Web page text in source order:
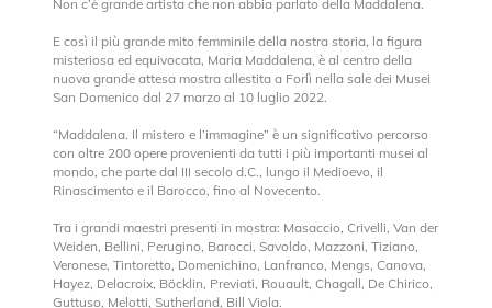
Non c’è grande artista che non abbia parlato della Maddalena.
E così il più grande mito femminile della nostra storia, la figura
misteriosa ed equivocata, Maria Maddalena, è al centro della
nuova grande attesa mostra allestita a Forlì nella sale dei Musei
San Domenico dal 27 marzo al 10 luglio 2022.
“Maddalena. Il mistero e l’immagine” è un significativo percorso
con oltre 200 opere provenienti da tutti i più importanti musei al
mondo, che parte dal III secolo d.C., lungo il Medioevo, il
Rinascimento e il Barocco, fino al Novecento.
Tra i grandi maestri presenti in mostra: Masaccio, Crivelli, Van der
Weiden, Bellini, Perugino, Barocci, Savoldo, Mazzoni, Tiziano,
Veronese, Tintoretto, Domenichino, Lanfranco, Mengs, Canova,
Hayez, Delacroix, Böcklin, Previati, Rouault, Chagall, De Chirico,
Guttuso, Melotti, Sutherland, Bill Viola.